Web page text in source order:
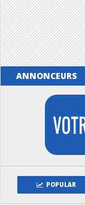
ANNONCEURS
POPULAR